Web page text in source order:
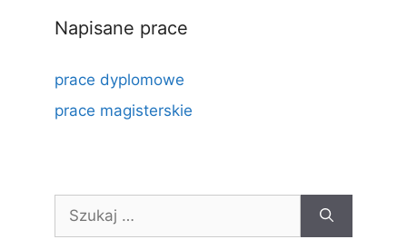
Napisane prace
prace dyplomowe
prace magisterskie